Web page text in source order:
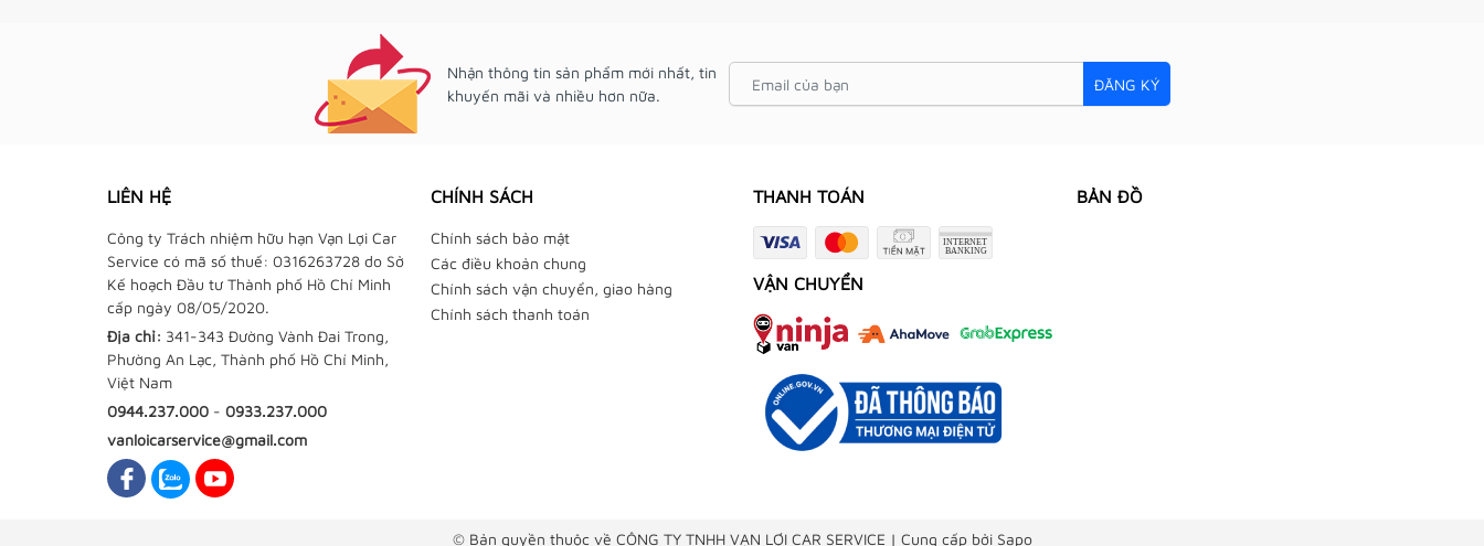
Nhận thông tin sản phẩm mới nhất, tin
khuyến mãi và nhiều hơn nữa.
ĐĂNG KÝ
LIÊN HỆ
Công ty Trách nhiệm hữu hạn Vạn Lợi Car
Service có mã số thuế: 0316263728 do Sở
Kế hoạch Đầu tư Thành phố Hồ Chí Minh
cấp ngày 08/05/2020.
Địa chỉ: 341-343 Đường Vành Đai Trong,
Phường An Lạc, Thành phố Hồ Chí Minh,
Việt Nam
0944.237.000 - 0933.237.000
vanloicarservice@gmail.com
CHÍNH SÁCH
Chính sách bảo mật
Các điều khoản chung
Chính sách vận chuyển, giao hàng
Chính sách thanh toán
THANH TOÁN
VẬN CHUYỂN
BẢN ĐỒ
© Bản quyền thuộc về CÔNG TY TNHH VẠN LỢI CAR SERVICE | Cung cấp bởi Sapo